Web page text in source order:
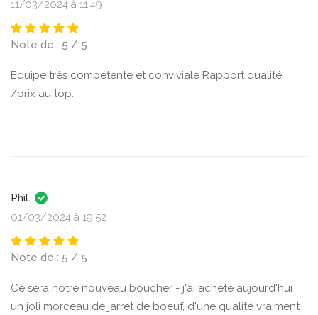
11/03/2024 à 11:49
Note de : 5 / 5
Equipe très compétente et conviviale Rapport qualité
/prix au top.
Phil.
01/03/2024 à 19:52
Note de : 5 / 5
Ce sera notre nouveau boucher - j'ai acheté aujourd'hui
un joli morceau de jarret de boeuf, d'une qualité vraiment